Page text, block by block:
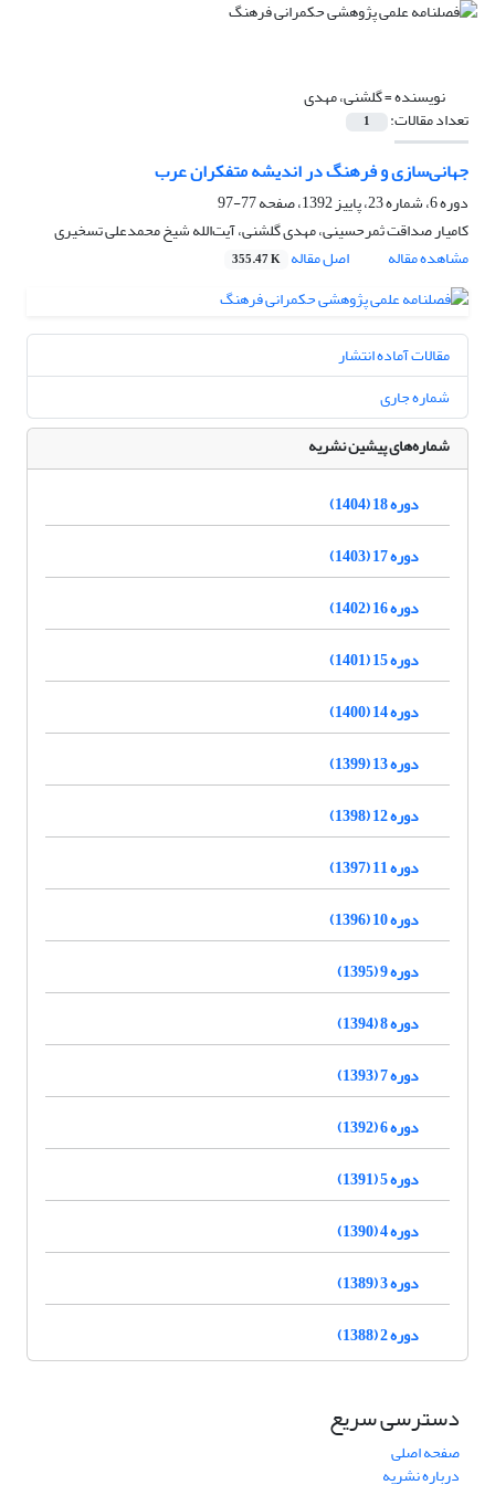
نویسنده =گلشنی، مهدی
تعداد مقالات: 1
جهانی‌سازی و فرهنگ در اندیشه متفکران عرب
دوره 6، شماره 23، پاییز 1392، صفحه
77-97
کامیار صداقت ثمرحسینی، مهدی گلشنی، آیت‌الله شیخ محمدعلی تسخیری
مشاهده مقاله
اصل مقاله 355.47 K
مقالات آماده انتشار
شماره جاری
شماره‌های پیشین نشریه
دوره 18 (1404)
دوره 17 (1403)
دوره 16 (1402)
دوره 15 (1401)
دوره 14 (1400)
دوره 13 (1399)
دوره 12 (1398)
دوره 11 (1397)
دوره 10 (1396)
دوره 9 (1395)
دوره 8 (1394)
دوره 7 (1393)
دوره 6 (1392)
دوره 5 (1391)
دوره 4 (1390)
دوره 3 (1389)
دوره 2 (1388)
دسترسی سریع
صفحه اصلی
درباره نشریه